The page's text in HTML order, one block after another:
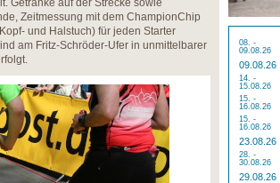
Getränke auf der Strecke sowie
Zeitmessung mit dem ChampionChip
und Halstuch) für jeden Starter
am Fritz-Schröder-Ufer in unmittelbarer
08. -
09.08.26
09.08.26
14. -
15.08.26
15. -
16.08.26
15. -
16.08.26
23.08.26
28. -
30.08.26
29.08.26